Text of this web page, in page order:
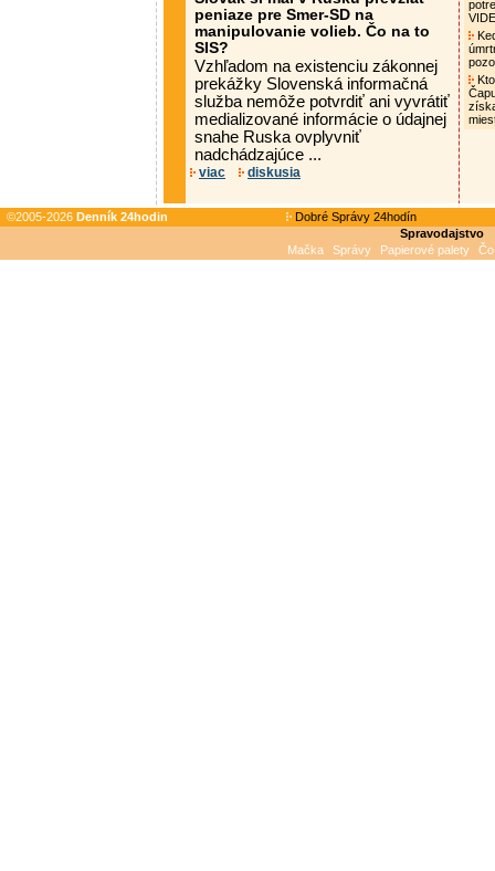
peniaze pre Smer-SD na
manipulovanie volieb. Čo na to
SIS?
Vzhľadom na existenciu zákonnej
prekážky Slovenská informačná
služba nemôže potvrdiť ani vyvrátiť
medializované informácie o údajnej
snahe Ruska ovplyvniť
nadchádzajúce ...
viac diskusia
©2005-2026 Denník 24hodin
Dobré Správy 24hodín
Spravodajstvo
Mačka
Správy Papierové palety